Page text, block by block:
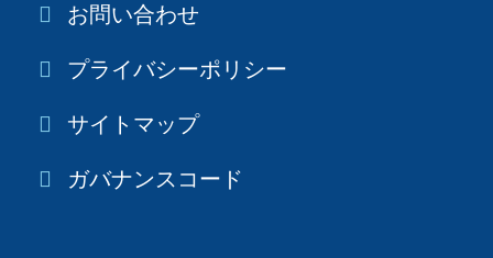
お問い合わせ
プライバシーポリシー
サイトマップ
ガバナンスコード